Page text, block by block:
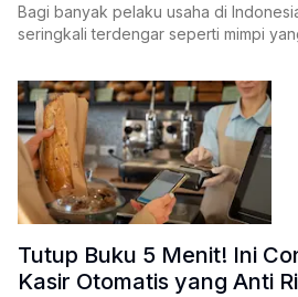
Bagi banyak pelaku usaha di
seringkali terdengar seperti mimpi
lanskap bisnis hari ini telah berubah
Tutup Buku 5 Menit! Ini
Kasir Otomatis yang Anti